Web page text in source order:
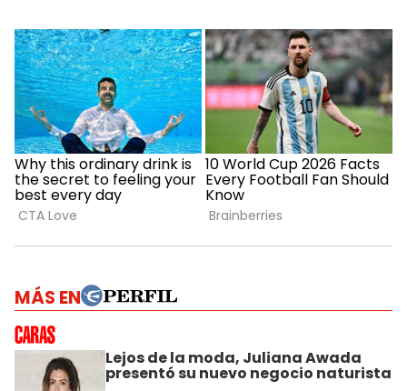
MÁS EN
Lejos de la moda, Juliana Awada
presentó su nuevo negocio naturista